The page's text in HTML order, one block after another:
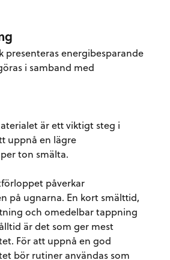
presenteras energibesparande
i samband med
är ett viktigt steg i
uppnå en lägre
ton smälta.
påverkar
på ugnarna. En kort smälttid,
och omedelbar tappning
är det som ger mest
För att uppnå en god
bör rutiner användas som